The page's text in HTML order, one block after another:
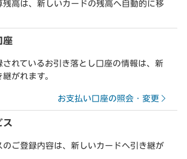
残高は、新しいカードの残高へ自動的に移
座
されているお引き落とし口座の情報は、新
がれます。
お支払い口座の照会・変更
ス
のご登録内容は、新しいカードへ引き継が